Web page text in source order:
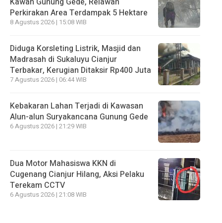
Perkirakan Area Terdampak 5 Hektare
8 Agustus 2026 | 15:08 WIB
Diduga Korsleting Listrik, Masjid dan
Madrasah di Sukaluyu Cianjur
Terbakar, Kerugian Ditaksir Rp400 Juta
7 Agustus 2026 | 06:44 WIB
Kebakaran Lahan Terjadi di Kawasan
Alun-alun Suryakancana Gunung Gede
6 Agustus 2026 | 21:29 WIB
Dua Motor Mahasiswa KKN di
Cugenang Cianjur Hilang, Aksi Pelaku
Terekam CCTV
6 Agustus 2026 | 21:08 WIB